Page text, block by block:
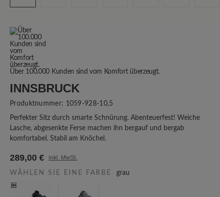
Über 100.000 Kunden sind vom Komfort überzeugt.
INNSBRUCK
Produktnummer: 1059-928-10,5
Perfekter Sitz durch smarte Schnürung. Abenteuerfest! Weiche
Lasche, abgesenkte Ferse machen ihn bergauf und bergab
komfortabel. Stabil am Knöchel.
289,00 € inkl. MwSt.
WÄHLEN SIE EINE FARBE grau